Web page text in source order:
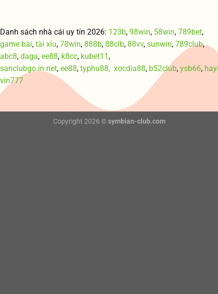
Danh sách nhà cái uy tín 2026: 123b, 98win, 58win, 789bet,
game bài, tài xỉu, 78win, 888b, 88clb, 88vv, sunwin, 789club,
abc8, daga, ee88, k8cc, kubet11 ,
sanclubgo.in.net, ee88, typhu88, xocdia88, b52club, ysb66,
vin777
Copyright 2026 © symbian-club.com